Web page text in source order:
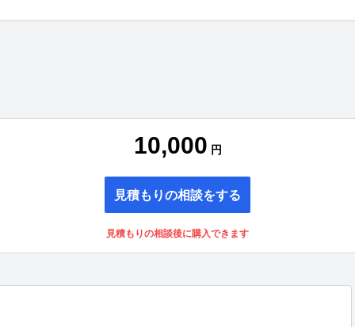
10,000 円
見積もりの相談をする
見積もりの相談後に購入できます